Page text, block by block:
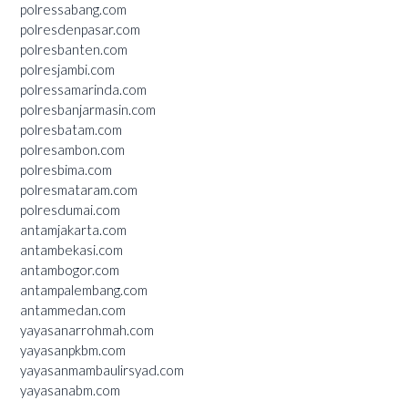
polressabang.com
polresdenpasar.com
polresbanten.com
polresjambi.com
polressamarinda.com
polresbanjarmasin.com
polresbatam.com
polresambon.com
polresbima.com
polresmataram.com
polresdumai.com
antamjakarta.com
antambekasi.com
antambogor.com
antampalembang.com
antammedan.com
yayasanarrohmah.com
yayasanpkbm.com
yayasanmambaulirsyad.com
yayasanabm.com